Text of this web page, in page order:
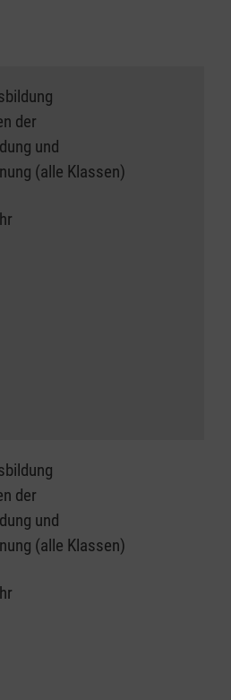
der
und
(alle Klassen)
der
und
(alle Klassen)